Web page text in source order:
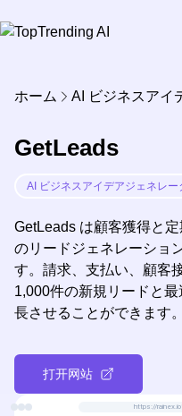
ホーム AI ビジネスアイ
GetLeads
AI ビジネスアイデアジェネレー
GetLeads は顧客獲得と
のリードジェネレーショ
す。請求、支払い、顧客
1,000件の新規リードと
長させることができます。
打开网站
https://